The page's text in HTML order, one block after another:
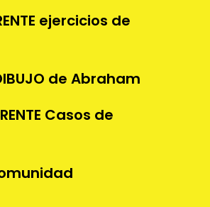
ejercicios de
de Abraham
Casos de